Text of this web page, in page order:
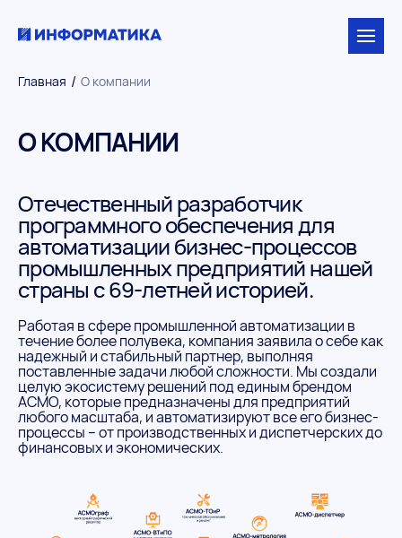
Главная / О компании
О КОМПАНИИ
Отечественный разработчик
программного обеспечения для
автоматизации бизнес-процессов
промышленных предприятий нашей
страны с 69-летней историей.
Работая в сфере промышленной автоматизации в
течение более полувека, компания заявила о себе как
надежный и стабильный партнер, выполняя
поставленные задачи любой сложности. Мы создали
целую экосистему решений под единым брендом
АСМО, которые предназначены для предприятий
любого масштаба, и автоматизируют все его бизнес-
процессы – от производственных и диспетчерских до
финансовых и экономических.